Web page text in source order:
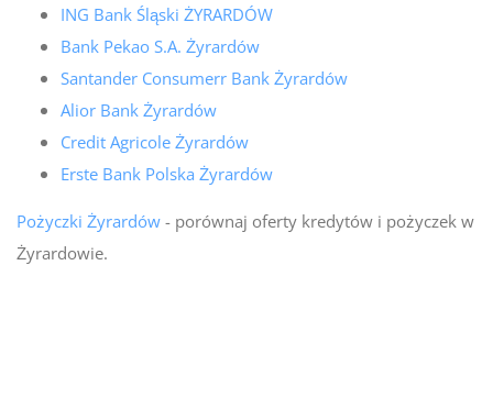
ING Bank Śląski ŻYRARDÓW
Bank Pekao S.A. Żyrardów
Santander Consumerr Bank Żyrardów
Alior Bank Żyrardów
Credit Agricole Żyrardów
Erste Bank Polska Żyrardów
Pożyczki Żyrardów- porównaj oferty kredytów i pożyczek w
Żyrardowie.